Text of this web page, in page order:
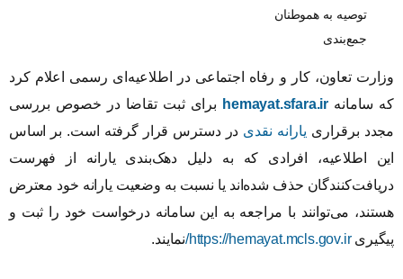
توصیه به هموطنان
جمع‌بندی
وزارت تعاون، کار و رفاه اجتماعی در اطلاعیه‌ای رسمی اعلام کرد
که سامانه hemayat.sfara.ir برای ثبت تقاضا در خصوص بررسی
مجدد برقراری یارانه نقدی در دسترس قرار گرفته است. بر اساس
این اطلاعیه، افرادی که به دلیل دهک‌بندی یارانه از فهرست
دریافت‌کنندگان حذف شده‌اند یا نسبت به وضعیت یارانه خود معترض
هستند، می‌توانند با مراجعه به این سامانه درخواست خود را ثبت و
پیگیریhttps://hemayat.mcls.gov.ir/ نمایند.